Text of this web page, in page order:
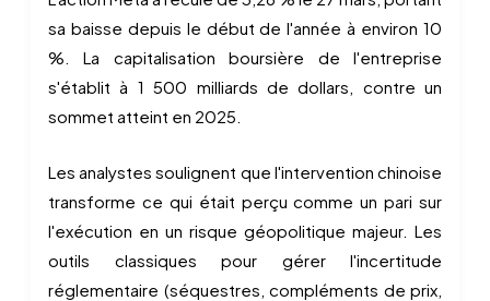
sa baisse depuis le début de l'année à environ 10
%. La capitalisation boursière de l'entreprise
s'établit à 1 500 milliards de dollars, contre un
sommet atteint en 2025.
Les analystes soulignent que l'intervention chinoise
transforme ce qui était perçu comme un pari sur
l'exécution en un risque géopolitique majeur. Les
outils classiques pour gérer l'incertitude
réglementaire (séquestres, compléments de prix,